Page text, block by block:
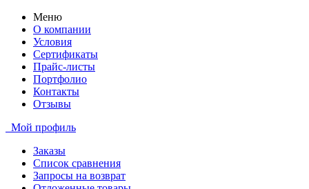
Меню
О компании
Условия
Сертификаты
Прайс-листы
Портфолио
Контакты
Отзывы
Мой профиль
Заказы
Список сравнения
Запросы на возврат